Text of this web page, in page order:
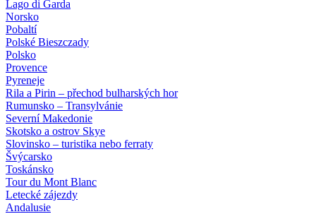
Lago di Garda
Norsko
Pobaltí
Polské Bieszczady
Polsko
Provence
Pyreneje
Rila a Pirin – přechod bulharských hor
Rumunsko – Transylvánie
Severní Makedonie
Skotsko a ostrov Skye
Slovinsko – turistika nebo ferraty
Švýcarsko
Toskánsko
Tour du Mont Blanc
Letecké zájezdy
Andalusie